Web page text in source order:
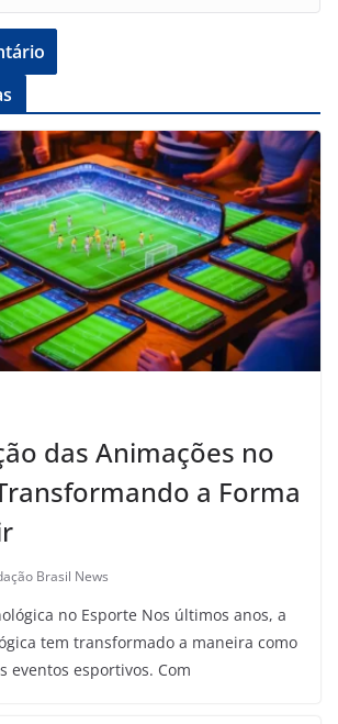
das Animações no
a Forma
Brasil News
no Esporte Nos últimos anos, a
tem transformado a maneira como
eventos esportivos. Com